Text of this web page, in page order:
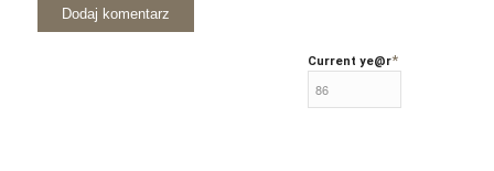
Current ye@r*